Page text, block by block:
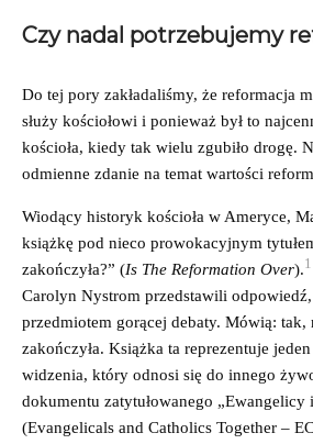
Czy nadal potrzebujemy
Do tej pory zakładaliśmy, że reformacja
służy kościołowi i ponieważ był to
kościoła, kiedy tak wielu zgubiło drogę.
odmienne zdanie na temat wartości
Wiodący historyk kościoła w Ameryce,
książkę pod nieco prowokacyjnym
zakończyła?” (Is The Reformation Over).1
Carolyn Nystrom przedstawili
przedmiotem gorącej debaty. Mówią: tak,
zakończyła. Książka ta reprezentuje
widzenia, który odnosi się do innego
dokumentu zatytułowanego „Ewangelicy
(Evangelicals and Catholics Together –